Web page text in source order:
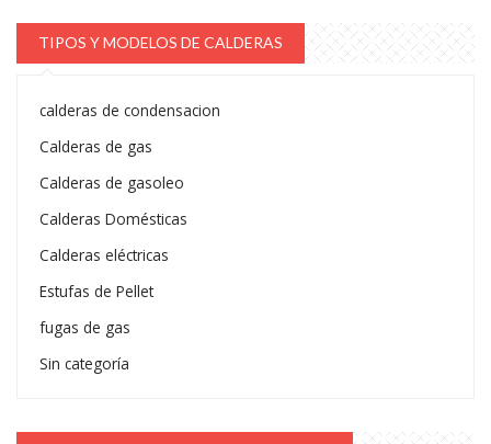
TIPOS Y MODELOS DE CALDERAS
calderas de condensacion
Calderas de gas
Calderas de gasoleo
Calderas Domésticas
Calderas eléctricas
Estufas de Pellet
fugas de gas
Sin categoría